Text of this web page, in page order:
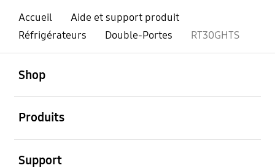
Accueil
Aide et support produit
Réfrigérateurs
Double-Portes RT30GHTS
Shop
Produits
Support